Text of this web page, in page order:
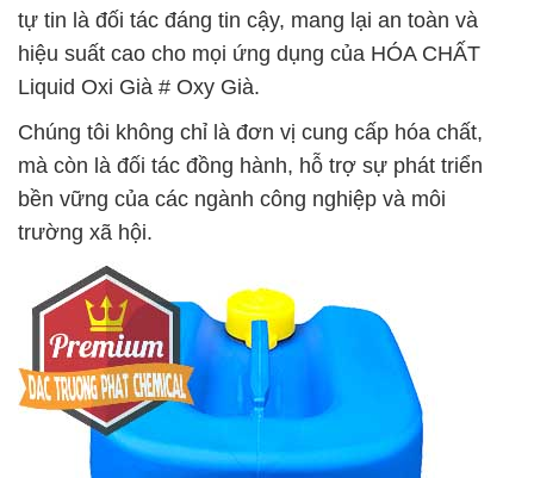
tự tin là đối tác đáng tin cậy, mang lại an toàn và
hiệu suất cao cho mọi ứng dụng của HÓA CHẤT
Liquid Oxi Già # Oxy Già.
Chúng tôi không chỉ là đơn vị cung cấp hóa chất,
mà còn là đối tác đồng hành, hỗ trợ sự phát triển
bền vững của các ngành công nghiệp và môi
trường xã hội.